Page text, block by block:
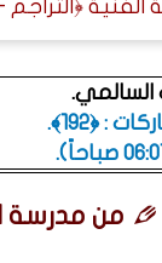
: ﴿192﴾.
.
من مدرسة